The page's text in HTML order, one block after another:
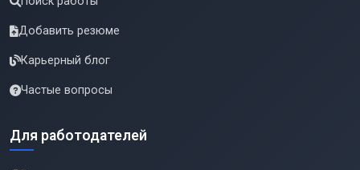
Добавить резюме
Карьерный блог
Частые вопросы
Для работодателей